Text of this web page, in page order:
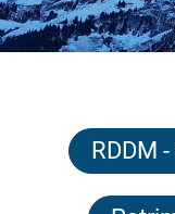
RDDM